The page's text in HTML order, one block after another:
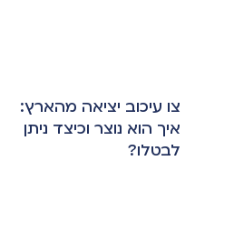
צו עיכוב יציאה מהארץ:
איך הוא נוצר וכיצד ניתן
לבטלו?